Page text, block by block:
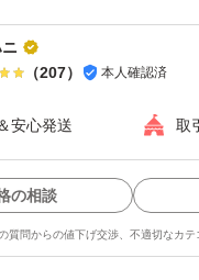
（207） 本人確認済
安心発送 取
す
の相談
質問からの値下げ交渉、不適切なカ